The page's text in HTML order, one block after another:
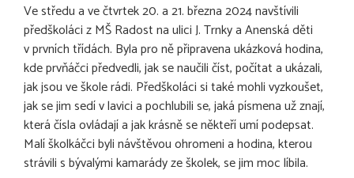
Ve středu a ve čtvrtek 20. a 21. března 2024 navštívili
předškoláci z MŠ Radost na ulici J. Trnky a Anenská děti
v prvních třídách. Byla pro ně připravena ukázková hodina,
kde prvňáčci předvedli, jak se naučili číst, počítat a ukázali,
jak jsou ve škole rádi. Předškoláci si také mohli vyzkoušet,
jak se jim sedí v lavici a pochlubili se, jaká písmena už znají,
která čísla ovládají a jak krásně se někteří umí podepsat.
Malí školkáčci byli návštěvou ohromeni a hodina, kterou
strávili s bývalými kamarády ze školek, se jim moc líbila.